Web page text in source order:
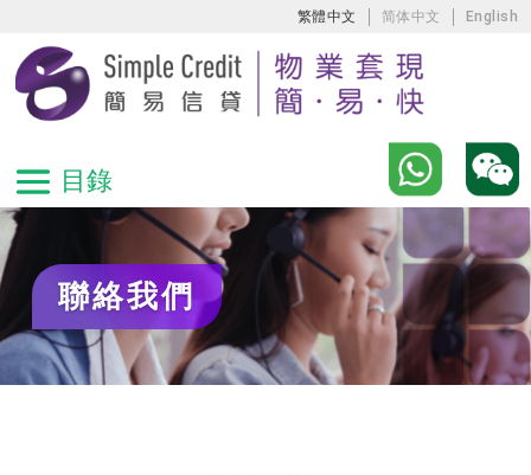
繁體中文 简体中文 English
聯絡我們